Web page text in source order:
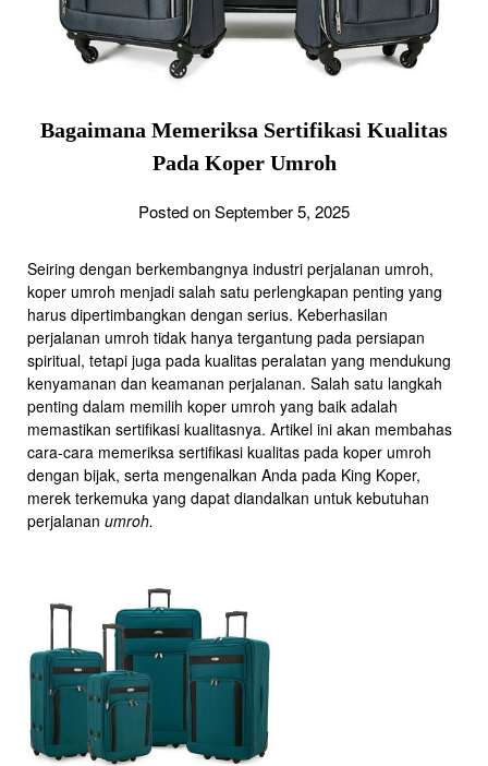
Bagaimana Memeriksa Sertifikasi Kualitas
Pada Koper Umroh
Posted on September 5, 2025
Seiring dengan berkembangnya industri perjalanan umroh,
koper umroh menjadi salah satu perlengkapan penting yang
harus dipertimbangkan dengan serius. Keberhasilan
perjalanan umroh tidak hanya tergantung pada persiapan
spiritual, tetapi juga pada kualitas peralatan yang mendukung
kenyamanan dan keamanan perjalanan. Salah satu langkah
penting dalam memilih koper umroh yang baik adalah
memastikan sertifikasi kualitasnya. Artikel ini akan membahas
cara-cara memeriksa sertifikasi kualitas pada koper umroh
dengan bijak, serta mengenalkan Anda pada King Koper,
merek terkemuka yang dapat diandalkan untuk kebutuhan
perjalanan umroh.